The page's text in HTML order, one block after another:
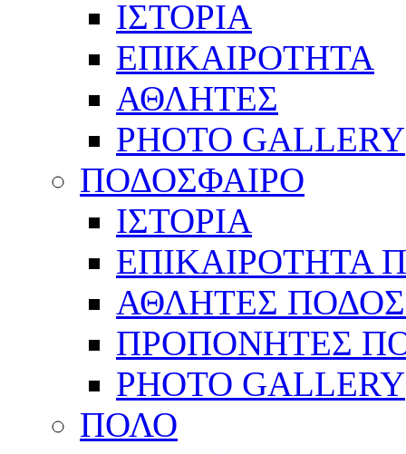
ΙΣΤΟΡΙΑ
ΕΠΙΚΑΙΡΟΤΗΤΑ
ΑΘΛΗΤΕΣ
PHOTO GALLERY
ΠΟΔΟΣΦΑΙΡΟ
ΙΣΤΟΡΙΑ
ΕΠΙΚΑΙΡΟΤΗΤΑ
ΑΘΛΗΤΕΣ
ΠΡΟΠΟΝΗΤΕΣ
PHOTO GALLERY
ΠΟΛΟ